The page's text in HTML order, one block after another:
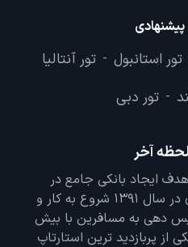
تور استانبول - تور آنتالیا
- تور دبی
آخر
ایجاد بانکی جامع در
تمامی زمینه های گردشگری در سال 1391 شروع به کار و
سال سرویس دهی به مسافرین با بیش
از پربازدید ترین استارتاپ